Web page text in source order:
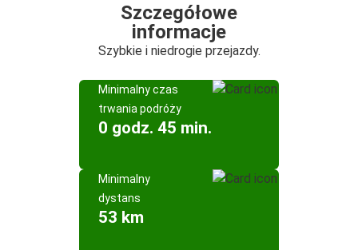
Szczegółowe
informacje
Szybkie i niedrogie przejazdy.
Minimalny czas
trwania podróży
0 godz. 45 min.
Minimalny
dystans
53 km